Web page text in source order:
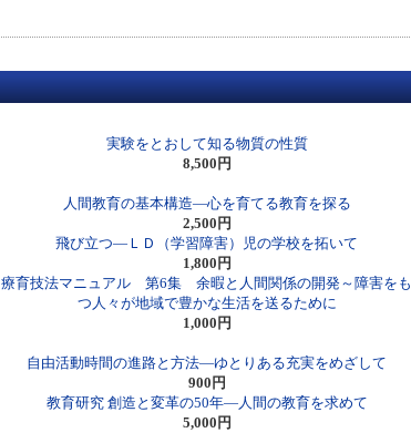
実験をとおして知る物質の性質
8,500円
人間教育の基本構造―心を育てる教育を探る
2,500円
飛び立つ―ＬＤ（学習障害）児の学校を拓いて
1,800円
療育技法マニュアル 第6集 余暇と人間関係の開発～障害をも
つ人々が地域で豊かな生活を送るために
1,000円
自由活動時間の進路と方法―ゆとりある充実をめざして
900円
教育研究 創造と変革の50年―人間の教育を求めて
5,000円